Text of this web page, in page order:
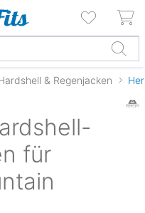
& Regenjacken
für